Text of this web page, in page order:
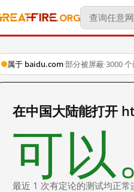
属于 baidu.com·部分被屏蔽·3000
在中国大陆能打开
可以
最近 1 次有定论的测试均正常